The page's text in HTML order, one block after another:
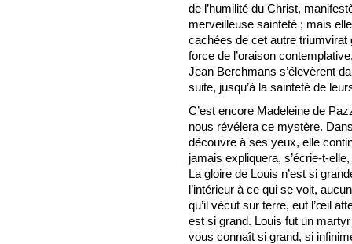
de l’humilité du Christ,
merveilleuse sainteté ; mais
cachées de cet autre triumvirat
force de l’oraison
Jean Berchmans s’élevèrent
suite, jusqu’à la sainteté de
C’est encore Madeleine de
nous révélera ce mystère.
découvre à ses yeux, elle
jamais expliquera, s’écrie-t-
La gloire de Louis n’est si
l’intérieur à ce qui se voit,
qu’il vécut sur terre, eut l’œil
est si grand. Louis fut un
vous connaît si grand, si